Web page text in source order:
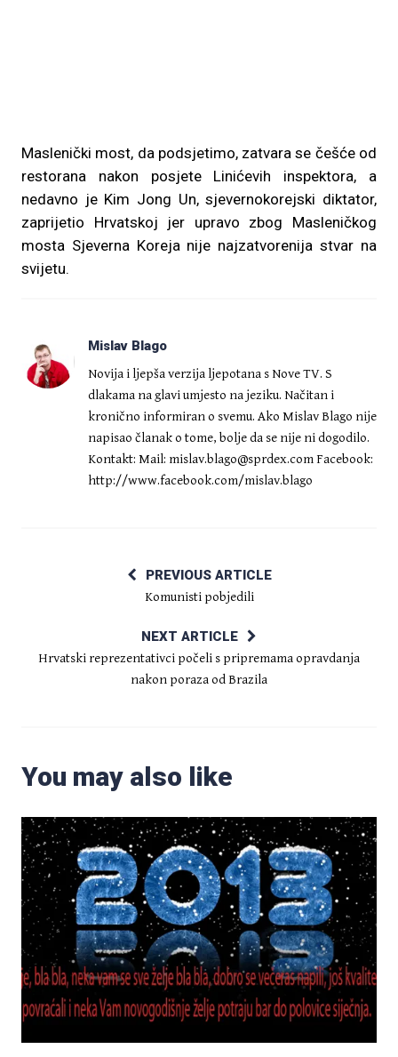
Maslenički most, da podsjetimo, zatvara se češće od
restorana nakon posjete Linićevih inspektora, a
nedavno je Kim Jong Un, sjevernokorejski diktator,
zaprijetio Hrvatskoj jer upravo zbog Masleničkog
mosta Sjeverna Koreja nije najzatvorenija stvar na
svijetu.
Mislav Blago
Novija i ljepša verzija ljepotana s Nove TV. S
dlakama na glavi umjesto na jeziku. Načitan i
kronično informiran o svemu. Ako Mislav Blago nije
napisao članak o tome, bolje da se nije ni dogodilo.
Kontakt: Mail: mislav.blago@sprdex.com Facebook:
http://www.facebook.com/mislav.blago
PREVIOUS ARTICLE
Komunisti pobjedili
NEXT ARTICLE
Hrvatski reprezentativci počeli s pripremama opravdanja
nakon poraza od Brazila
You may also like